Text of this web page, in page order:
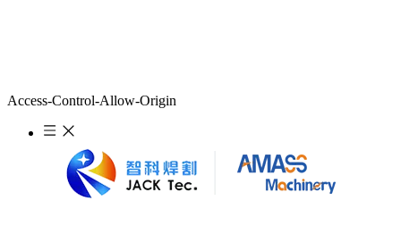
Access-Control-Allow-Origin